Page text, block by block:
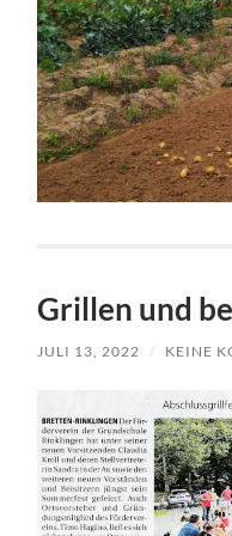
Grillen und
JULI 13, 2022 / KEINE